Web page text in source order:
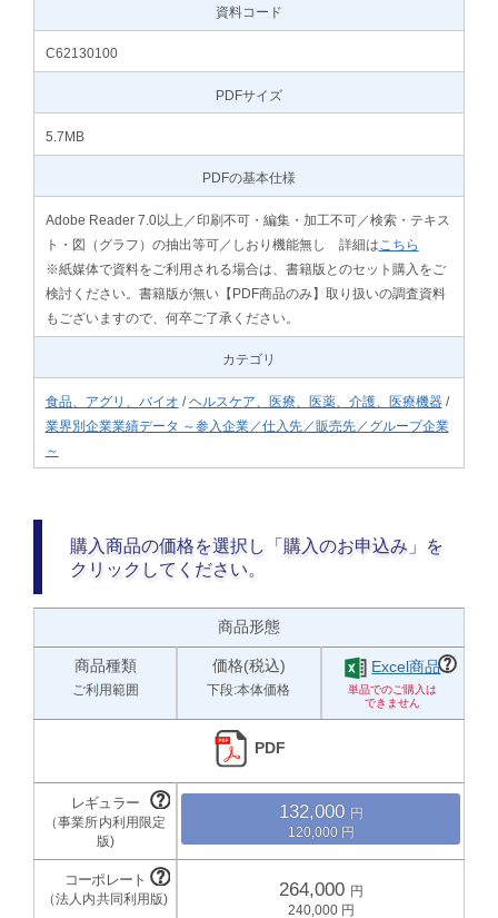
資料コード
C62130100
PDFサイズ
5.7MB
PDFの基本仕様
Adobe Reader 7.0以上／印刷不可・編集・加工不可／検索・テキス
ト・図（グラフ）の抽出等可／しおり機能無し 詳細は こちら
※紙媒体で資料をご利用される場合は、書籍版とのセット購入をご
検討ください。書籍版が無い【PDF商品のみ】取り扱いの調査資料
もございますので、何卒ご了承ください。
カテゴリ
食品、アグリ、バイオ /ヘルスケア、医療、医薬、介護、医療機器/
業界別企業業績データ ～参入企業／仕入先／販売先／グループ企業
～
購入商品の価格を選択し「購入のお申込み」を
クリックしてください。
商品形態
商品種類
ご利用範囲
価格(税込)
下段:本体価格
Excel商品
PDF
132,000
120,000
264,000
240,000